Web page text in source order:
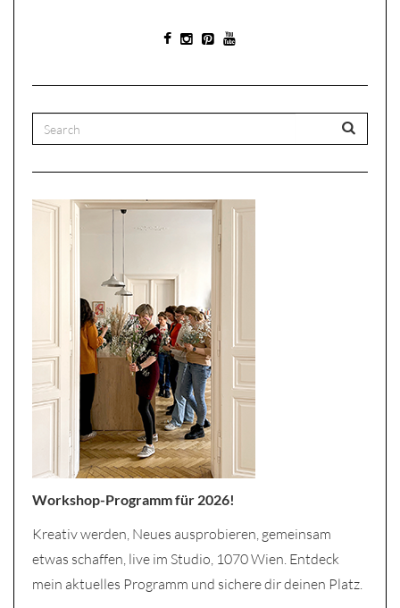
Workshop-Programm für 2026!
Kreativ werden, Neues ausprobieren, gemeinsam
etwas schaffen, live im Studio, 1070 Wien. Entdeck
mein aktuelles Programm und sichere dir deinen Platz.